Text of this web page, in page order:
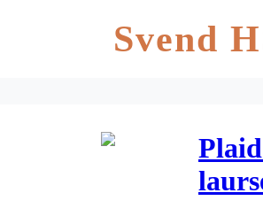
Svend